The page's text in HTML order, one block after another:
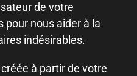
de votre
pour nous aider à la
indésirables.
à partir de votre